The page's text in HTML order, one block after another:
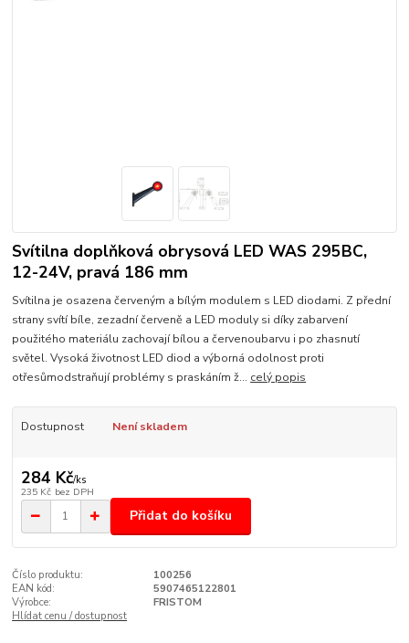
Svítilna doplňková obrysová LED WAS 295BC,
12-24V, pravá 186 mm
Svítilna je osazena červeným a bílým modulem s LED diodami. Z přední
strany svítí bíle, zezadní červeně a LED moduly si díky zabarvení
použitého materiálu zachovají bílou a červenoubarvu i po zhasnutí
světel. Vysoká životnost LED diod a výborná odolnost proti
otřesůmodstraňují problémy s praskáním ž... celý popis
Dostupnost Není skladem
284 Kč/ks
235 Kč bez DPH
Přidat do košíku
Číslo produktu:
100256
EAN kód:
5907465122801
Výrobce:
FRISTOM
Hlídat cenu / dostupnost